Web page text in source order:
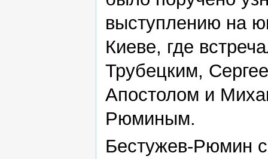
выступлению на
Киеве, где
Трубецким,
Апостолом и
Рюминым.
Бестужев-Рюмин